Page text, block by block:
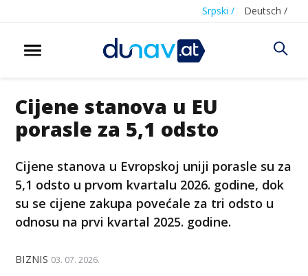
Srpski / Deutsch /
Cijene stanova u EU
porasle za 5,1 odsto
Cijene stanova u Evropskoj uniji porasle su za
5,1 odsto u prvom kvartalu 2026. godine, dok
su se cijene zakupa povećale za tri odsto u
odnosu na prvi kvartal 2025. godine.
BIZNIS 03. 07. 2026.